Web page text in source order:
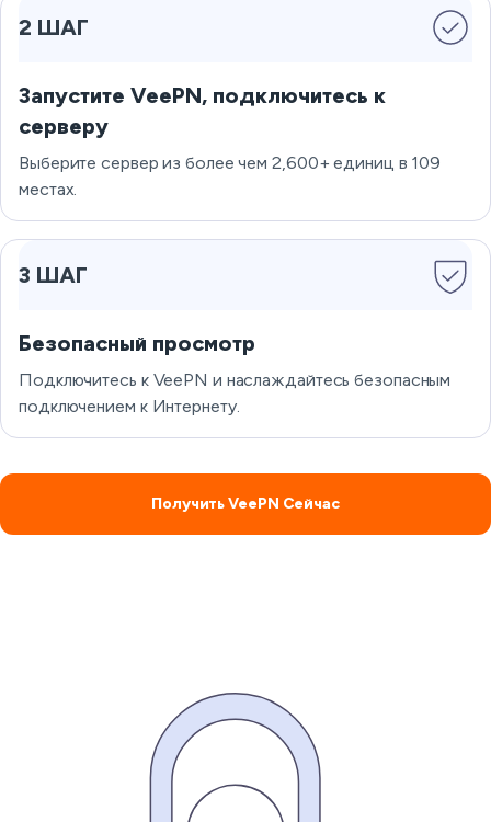
2 ШАГ
Запустите VeePN, подключитесь к
серверу
Выберите сервер из более чем 2,600+ единиц в 109
местах.
3 ШАГ
Безопасный просмотр
Подключитесь к VeePN и наслаждайтесь безопасным
подключением к Интернету.
Получить VeePN Сейчас